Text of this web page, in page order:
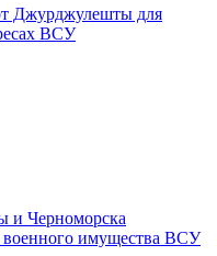
Джурджулешты для
ВСУ
и Черноморска
военного имущества ВСУ